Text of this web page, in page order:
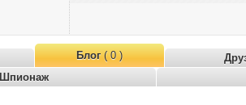
Блог( 0 )
Шпионаж